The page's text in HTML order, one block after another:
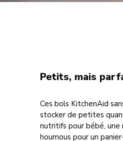
Petits, mais
Ces bols KitchenAid
stocker de petites
nutritifs pour bébé,
houmous pour un